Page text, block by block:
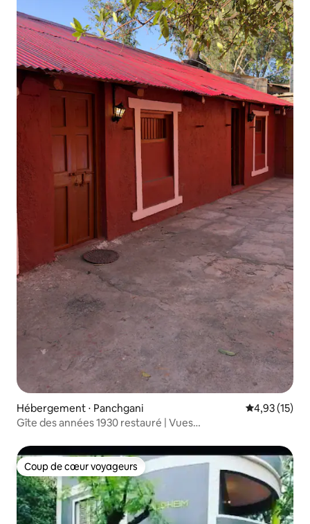
Hébergement ⋅ Panchgani Évaluation
4,93 (15)
Gîte des années 1930 restauré | Vues
Coup de cœur voyageurs
Coup de cœur voyageurs